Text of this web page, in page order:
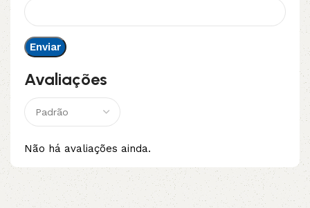
Avaliações
Não há avaliações ainda.